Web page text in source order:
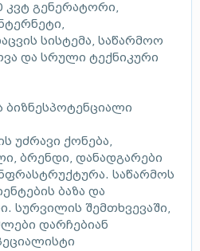
კვტ გენერატორი,
სისტემა, საწარმოო
და სრული ტექნიკური
ბიზნესპოტენციალი
უძრავი ქონება,
ბრენდი, დანადგარები
საწარმოს
ბაზა და
სურვილის შემთხვევაში,
დარჩებიან